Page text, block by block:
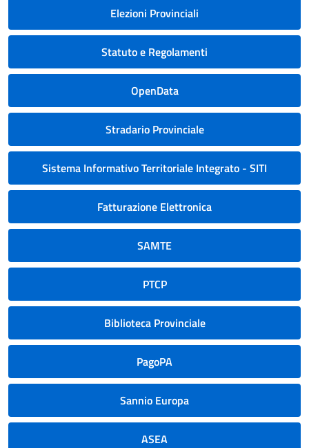
Elezioni Provinciali
Statuto e Regolamenti
OpenData
Stradario Provinciale
Sistema Informativo Territoriale Integrato - SITI
Fatturazione Elettronica
SAMTE
PTCP
Biblioteca Provinciale
PagoPA
Sannio Europa
ASEA